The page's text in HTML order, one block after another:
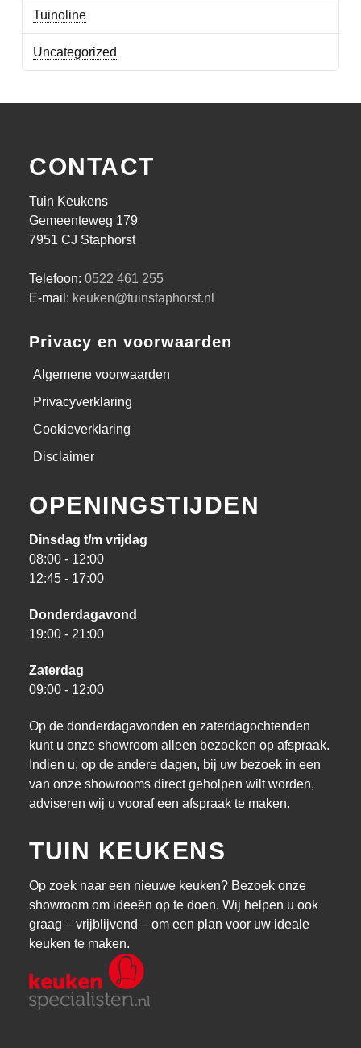
Tuinoline
Uncategorized
CONTACT
Tuin Keukens
Gemeenteweg 179
7951 CJ Staphorst
Telefoon: 0522 461 255
E-mail: keuken@tuinstaphorst.nl
Privacy en voorwaarden
Algemene voorwaarden
Privacyverklaring
Cookieverklaring
Disclaimer
OPENINGSTIJDEN
Dinsdag t/m vrijdag
08:00 - 12:00
12:45 - 17:00
Donderdagavond
19:00 - 21:00
Zaterdag
09:00 - 12:00
Op de donderdagavonden en zaterdagochtenden
kunt u onze showroom alleen bezoeken op afspraak.
Indien u, op de andere dagen, bij uw bezoek in een
van onze showrooms direct geholpen wilt worden,
adviseren wij u vooraf een afspraak te maken.
TUIN KEUKENS
Op zoek naar een nieuwe keuken? Bezoek onze
showroom om ideeën op te doen. Wij helpen u ook
graag – vrijblijvend – om een plan voor uw ideale
keuken te maken.